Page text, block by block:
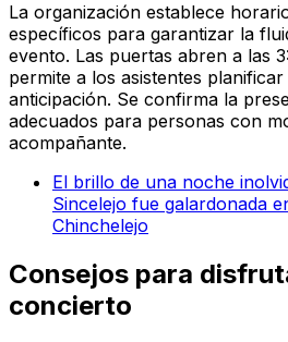
La organización establece
específicos para garantizar la
evento. Las puertas abren a las
permite a los asistentes
anticipación. Se confirma la
adecuados para personas con
acompañante.
El brillo de una noche
Sincelejo fue galardonada
Chinchelejo
Consejos para
concierto